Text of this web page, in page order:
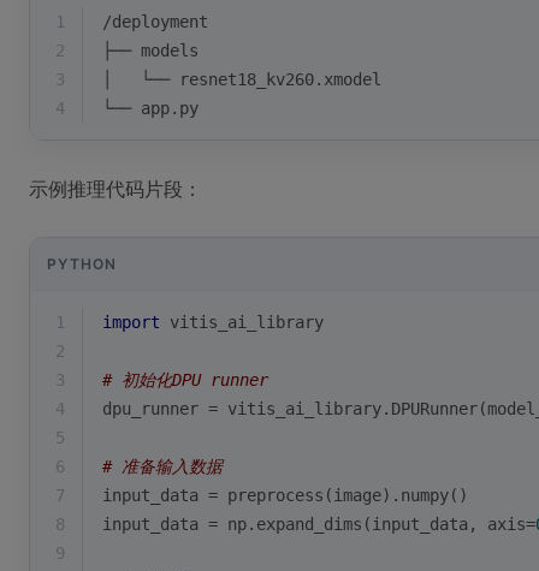
1
/deployment
2
├── models
3
│   └── resnet18_kv260.xmodel
4
└── app.py
示例推理代码片段：
PYTHON
1 import vitis_ai_library
2
3
# 初始化DPU runner
4
dpu_runner =
5
6
# 准备输入数据
7
input_data = preprocess(image).numpy()
8
input_data = np.expand_dims(input_data, axis=
9